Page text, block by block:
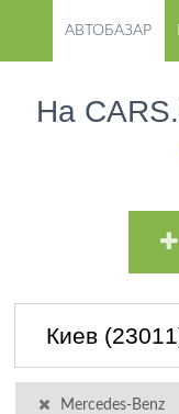
АВТОБАЗАР
На
Mercedes-Benz